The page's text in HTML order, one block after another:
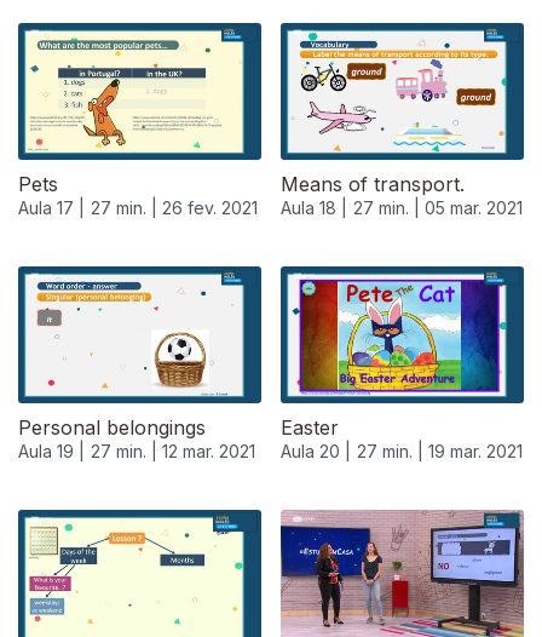
Pets
Aula 17 | 27 min. | 26 fev. 2021
Means of transport.
Aula 18 | 27 min. | 05 mar. 2021
Personal belongings
Aula 19 | 27 min. | 12 mar. 2021
Easter
Aula 20 | 27 min. | 19 mar. 2021